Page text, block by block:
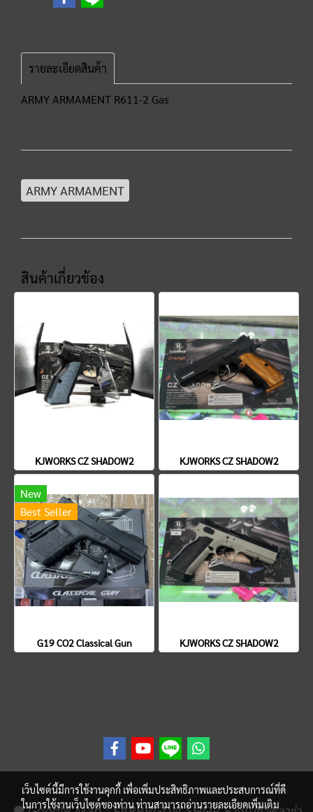
รายละเอียดสินค้า
ARMY ARMAMENT R611-2 Gas
ARMY ARMAMENT
สินค้าเกี่ยวข้อง
KJWORKS CZ SHADOW2 KJWORKS CZ SHADOW2
New
Best Seller
G19 CO2 Classical Gun KJWORKS CZ SHADOW2
เว็บไซต์นี้มีการใช้งานคุกกี้ เพื่อเพิ่มประสิทธิภาพและประสบการณ์ที่ดี
ในการใช้งานเว็บไซต์ของท่าน ท่านสามารถอ่านรายละเอียดเพิ่มเติม